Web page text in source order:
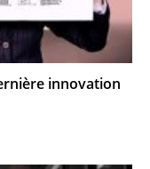
innovation